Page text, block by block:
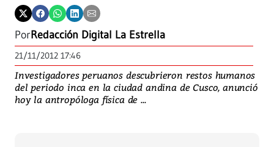
PorRedacción Digital La Estrella
21/11/2012 17:46
Investigadores peruanos descubrieron restos humanos
del periodo inca en la ciudad andina de Cusco, anunció
hoy la antropóloga física de ...